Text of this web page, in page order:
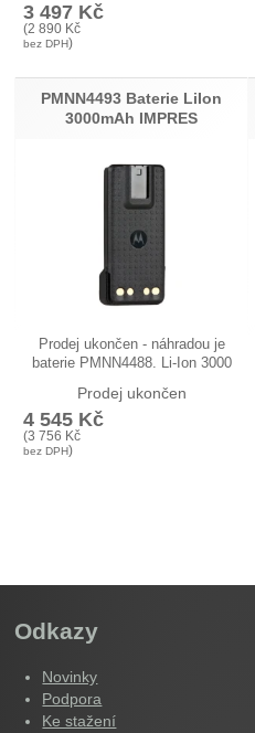
3 497 Kč
(2 890 Kč
bez DPH)
PMNN4493 Baterie LiIon
3000mAh IMPRES
Prodej ukončen - náhradou je
baterie PMNN4488. Li-Ion 3000
Prodej ukončen
4 545 Kč
(3 756 Kč
bez DPH)
Odkazy
Novinky
Podpora
Ke stažení